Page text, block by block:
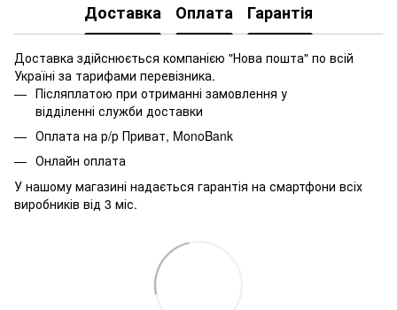
Доставка Оплата Гарантія
Доставка здійснюється компанією "Нова пошта" по всій
Україні за тарифами перевізника.
Післяплатою при отриманні замовлення у
відділенні служби доставки
Оплата на р/р Приват, MonoBank
Онлайн оплата
У нашому магазині надається гарантія на смартфони всіх
виробників від 3 міс.